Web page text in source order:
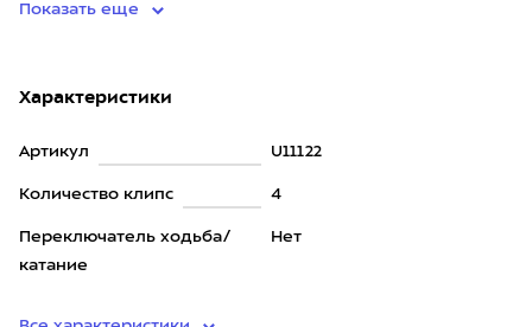
Показать еще
Характеристики
Артикул U11122
Количество клипс 4
Переключатель ходьба/
катание
Нет